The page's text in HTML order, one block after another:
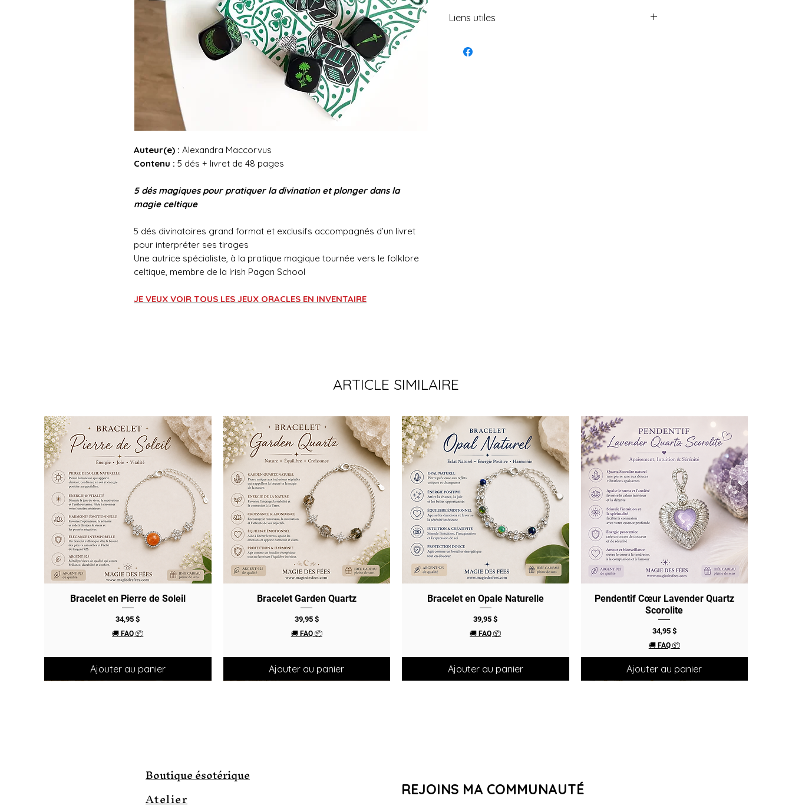
Auteur(e) : Alexandra Maccorvus
Contenu : 5 dés + livret de 48 pages
5 dés magiques pour pratiquer la divination et plonger dans la
magie celtique
5 dés divinatoires grand format et exclusifs accompagnés d’un livret
pour interpréter ses tirages
Une autrice spécialiste, à la pratique magique tournée vers le folklore
celtique, membre de la Irish Pagan School
JE VEUX VOIR TOUS LES JEUX ORACLES EN INVENTAIRE
Liens utiles
ARTICLE SIMILAIRE
Aperçu rapide
Bracelet en Pierre de Soleil
Prix
34,95 $
🚚 FAQ 📦
Ajouter au panier
Aperçu rapide
Bracelet Garden Quartz
Prix
39,95 $
🚚 FAQ 📦
Ajouter au panier
Aperçu rapide
Bracelet en Opale Naturelle
Prix
39,95 $
🚚 FAQ 📦
Ajouter au panier
Aperçu rapide
Pendentif Cœur Lavender Quartz
Scorolite
Prix
34,95 $
🚚 FAQ 📦
Ajouter au panier
Boutique ésotérique
Atelier
REJOINS MA COMMUNAUTÉ